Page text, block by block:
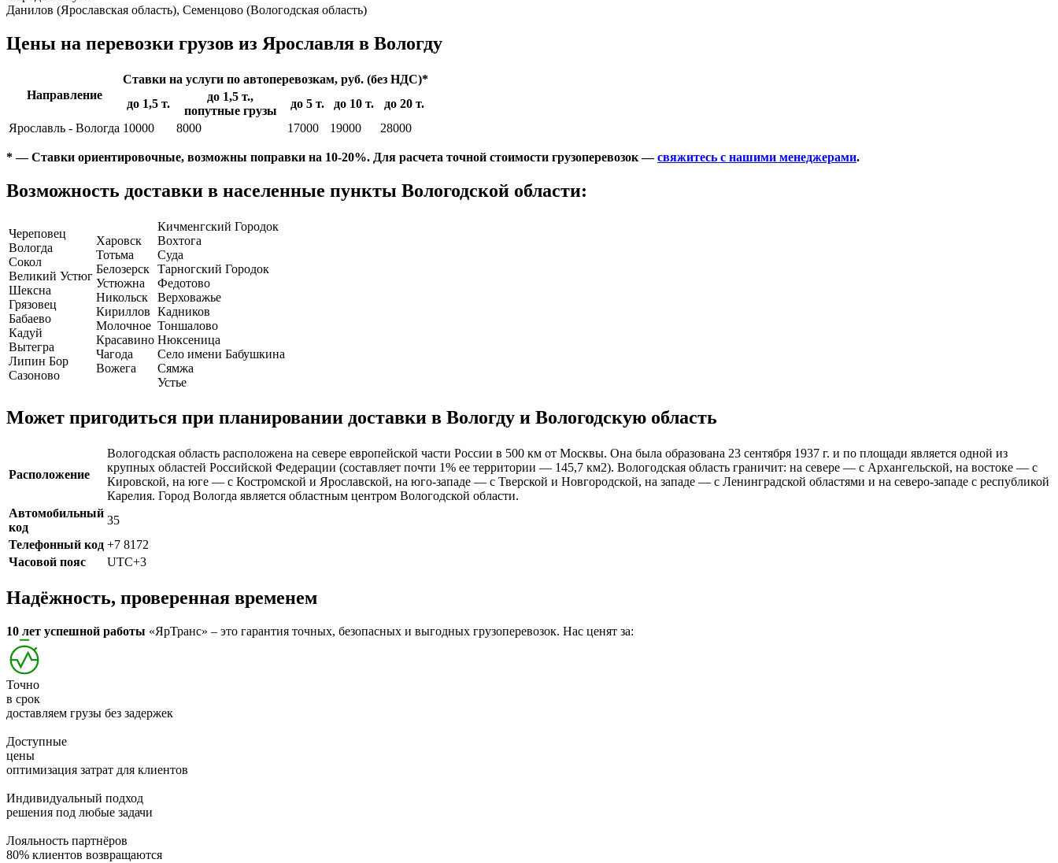
Данилов (Ярославская область), Семенцово (Вологодская область)
Цены на перевозки грузов из Ярославля в Вологду
Направление
Ставки на услуги по автоперевозкам, руб. (без НДС)*
до 1,5 т.
до 1,5 т.,
попутные грузы
до 5 т. до 10 т.
до 20 т.
Ярославль - Вологда 10000 8000 17000 19000 28000
* — Ставки ориентировочные, возможны поправки на 10-20%. Для расчета точной стоимости грузоперевозок —свяжитесь с нашими менеджерами.
Возможность доставки в населенные пункты Вологодской области:
Череповец
Вологда
Сокол
Великий Устюг
Шексна
Грязовец
Бабаево
Кадуй
Вытегра
Липин Бор
Сазоново
Харовск
Тотьма
Белозерск
Устюжна
Никольск
Кириллов
Молочное
Красавино
Чагода
Вожега
Кичменгский Городок
Вохтога
Суда
Тарногский Городок
Федотово
Верховажье
Кадников
Тоншалово
Нюксеница
Село имени Бабушкина
Сямжа
Устье
Может пригодиться при планировании доставки в Вологду и Вологодскую область
Расположение
Вологодская область расположена на севере европейской части России в 500 км от Москвы. Она была образована 23 сентября 1937 г. и по площади является одной из
крупных областей Российской Федерации (составляет почти 1% ее территории — 145,7 км2). Вологодская область граничит: на севере — с Архангельской, на востоке — с
Кировской, на юге — с Костромской и Ярославской, на юго-западе — с Тверской и Новгородской, на западе — с Ленинградской областями и на северо-западе с республикой
Карелия. Город Вологда является областным центром Вологодской области.
Автомобильный
код
35
Телефонный код +7 8172
Часовой пояс
UTC+3
Надёжность, проверенная временем
10 лет успешной работы «ЯрТранс» – это гарантия точных, безопасных и выгодных грузоперевозок. Нас ценят за:
Точно
в срок
доставляем грузы без задержек
Доступные
цены
оптимизация затрат для клиентов
Индивидуальный подход
решения под любые задачи
Лояльность партнёров
80% клиентов возвращаются